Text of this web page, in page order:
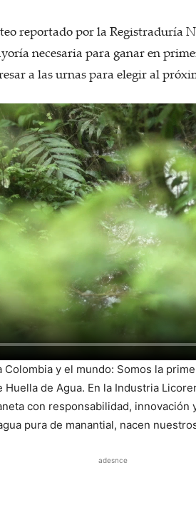
reportado por la Registraduría
necesaria para ganar en
a las urnas para elegir al
Colombia y el mundo: Somos la
de Agua. En la Industria
con responsabilidad, innovación
pura de manantial, nacen
adesnce